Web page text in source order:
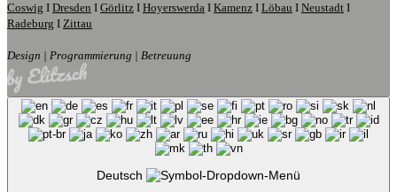
Coswig I Dresden I Görlitz I Hoyerswerda I Kamenz I Löbau I Neustadt I
Radeburg I Zittau
Design | Programmierung | Betreuung
Deutsch